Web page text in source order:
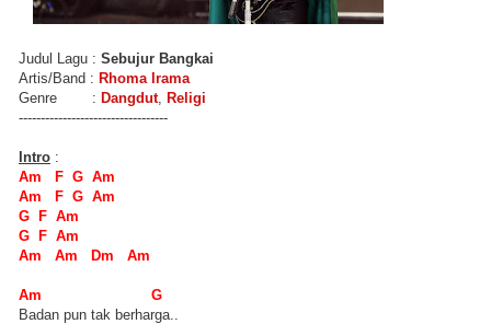
Judul Lagu : Sebujur Bangkai
Artis/Band : Rhoma Irama
Genre : Dangdut Religi
----------------------------------
Intro :
Am F G Am
Am F G Am
G F Am
G F Am
Am Am Dm Am
Am G
Badan pun tak berharga..